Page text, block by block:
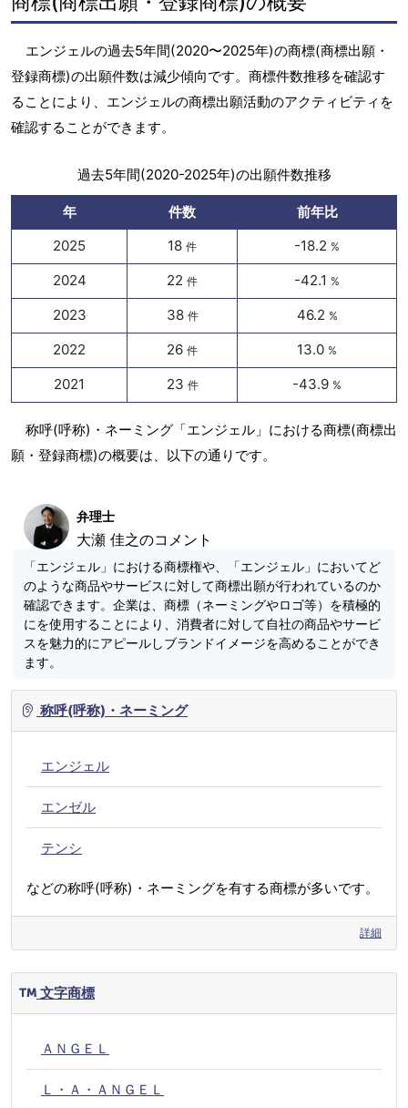
エンジェルの過去5年間(2020〜2025年)の商標(商標出願・
登録商標)の出願件数は減少傾向です。商標件数推移を確認す
ることにより、エンジェルの商標出願活動のアクティビティを
確認することができます。
過去5年間(2020-2025年)の出願件数推移
年 件数
前年比
2025
18 件 -18.2 %
2024 22 件 -42.1 %
2023 38 件 46.2 %
2022 26 件 13.0 %
2021 23 件 -43.9 %
称呼(呼称)・ネーミング「エンジェル」における商標(商標出
願・登録商標)の概要は、以下の通りです。
弁理士
大瀬 佳之のコメント
「エンジェル」における商標権や、「エンジェル」においてど
のような商品やサービスに対して商標出願が行われているのか
確認できます。企業は、商標（ネーミングやロゴ等）を積極的
にを使用することにより、消費者に対して自社の商品やサービ
スを魅力的にアピールしブランドイメージを高めることができ
ます。
称呼(呼称)・ネーミング
エンジェル
エンゼル
テンシ
などの称呼(呼称)・ネーミングを有する商標が多いです。
詳細
文字商標
ＡＮＧＥＬ
Ｌ・Ａ・ＡＮＧＥＬ